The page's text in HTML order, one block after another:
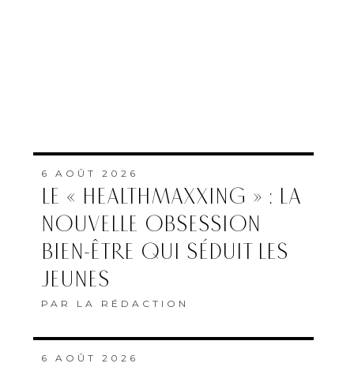
6 AOÛT 2026
LE « HEALTHMAXXING » : LA
NOUVELLE OBSESSION
BIEN-ÊTRE QUI SÉDUIT LES
JEUNES
PAR LA RÉDACTION
6 AOÛT 2026